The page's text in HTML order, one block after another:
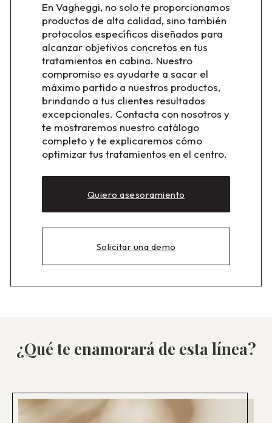
En Vagheggi, no solo te proporcionamos
productos de alta calidad, sino también
protocolos específicos diseñados para
alcanzar objetivos concretos en tus
tratamientos en cabina. Nuestro
compromiso es ayudarte a sacar el
máximo partido a nuestros productos,
brindando a tus clientes resultados
excepcionales. Contacta con nosotros y
te mostraremos nuestro catálogo
completo y te explicaremos cómo
optimizar tus tratamientos en el centro.
Quiero asesoramiento
Solicitar una demo
¿Qué te enamorará de esta línea?